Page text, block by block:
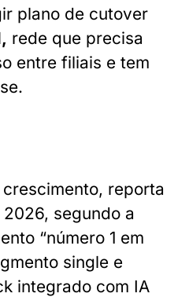
plano de cutover
rede que precisa
entre filiais e tem
reporta
segundo a
“número 1 em
single e
integrado com IA